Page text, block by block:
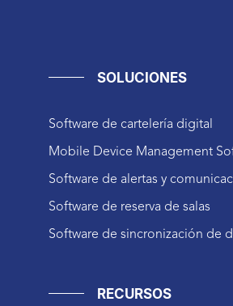
SOLUCIONES
Software de cartelería digital
Mobile Device Management
Software de alertas y
Software de reserva de salas
Software de sincronización de
RECURSOS